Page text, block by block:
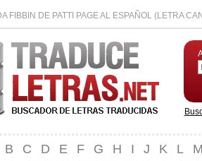
FIBBIN DE PATTI PAGE AL ESPAÑOL (LETRA
B C D E F G H I J K L M